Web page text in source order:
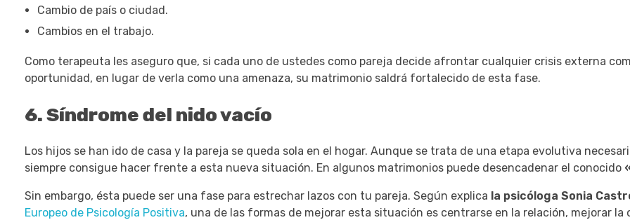
Cambio de país o ciudad.
Cambios en el trabajo.
Como terapeuta les aseguro que, si cada uno de ustedes como pareja decide afrontar cualquier crisis externa
oportunidad, en lugar de verla como una amenaza, su matrimonio saldrá fortalecido de esta fase.
6. Síndrome del nido vacío
Los hijos se han ido de casa y la pareja se queda sola en el hogar. Aunque se trata de una etapa evolutiva
siempre consigue hacer frente a esta nueva situación. En algunos matrimonios puede desencadenar el conocido
Sin embargo, ésta puede ser una fase para estrechar lazos con tu pareja. Según explica la psicóloga Sonia
Europeo de Psicología Positiva, una de las formas de mejorar esta situación es centrarse en la relación, mejorar la